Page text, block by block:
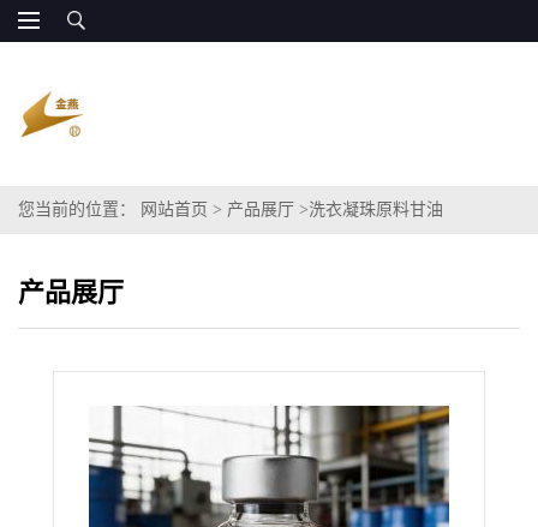
您当前的位置： 网站首页 > 产品展厅 >洗衣凝珠原料甘油
产品展厅